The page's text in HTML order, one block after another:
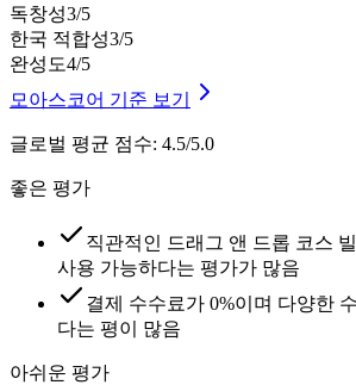
독창성3/5
한국 적합성3/5
완성도4/5
모아스코어 기준 보기
글로벌 평균 점수: 4.5/5.0
좋은 평가
직관적인 드래그 앤 드롭 코스
사용 가능하다는 평가가 많음
결제 수수료가 0%이며 다양한
다는 평이 많음
아쉬운 평가